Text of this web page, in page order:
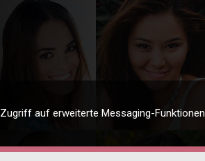
Zugriff auf erweiterte Messaging-Funktionen